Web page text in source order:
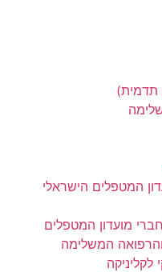
תדמית)
המטפלים הישראלי
מועדון המטפלים
המשלימה
לקליניקה